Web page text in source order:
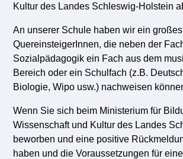
Kultur des Landes Schleswig-Holstein
An unserer Schule haben wir ein
QuereinsteigerInnen, die neben der
Sozialpädagogik ein Fach aus dem
Bereich oder ein Schulfach (z.B.
Biologie, Wipo usw.) nachweisen
Wenn Sie sich beim Ministerium für
Wissenschaft und Kultur des Landes
beworben und eine positive
haben und die Voraussetzungen für